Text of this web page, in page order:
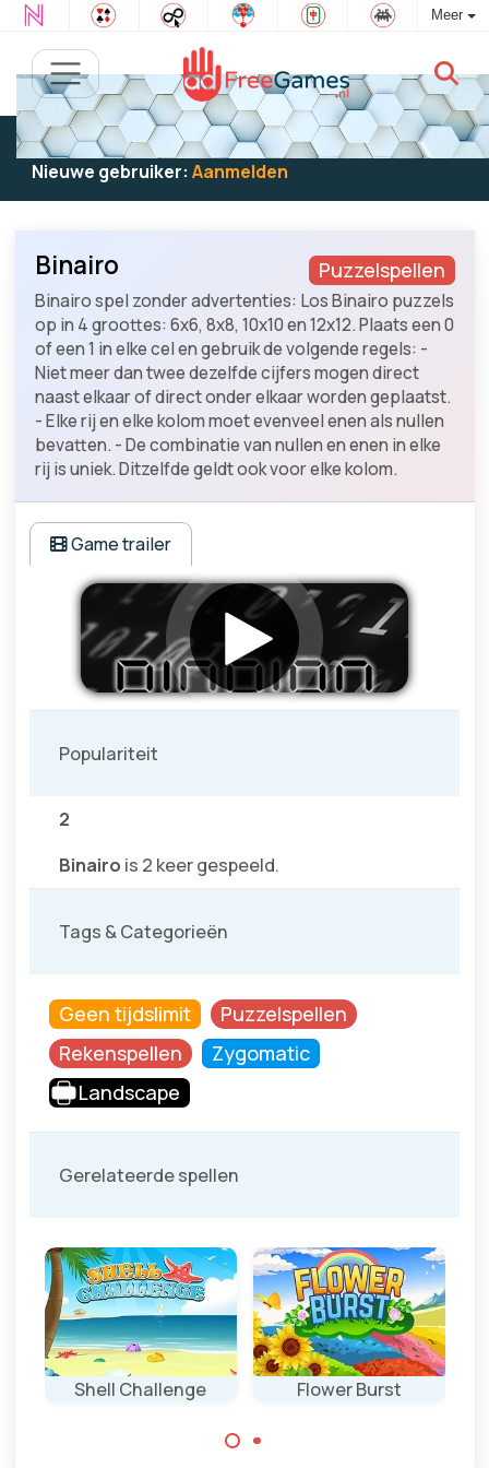
Meer
Bestaande gebruiker: Log in
om te spelen
Nieuwe gebruiker: Aanmelden
Puzzelspellen
Binairo
Binairo spel zonder advertenties: Los Binairo puzzels
op in 4 groottes: 6x6, 8x8, 10x10 en 12x12. Plaats een 0
of een 1 in elke cel en gebruik de volgende regels: -
Niet meer dan twee dezelfde cijfers mogen direct
naast elkaar of direct onder elkaar worden geplaatst.
- Elke rij en elke kolom moet evenveel enen als nullen
bevatten. - De combinatie van nullen en enen in elke
rij is uniek. Ditzelfde geldt ook voor elke kolom.
Game trailer
Populariteit
2
Binairo is 2 keer gespeeld.
Tags & Categorieën
Geen tijdslimit
Puzzelspellen
Rekenspellen
Zygomatic
Landscape
Gerelateerde spellen
Shell Challenge Flower Burst